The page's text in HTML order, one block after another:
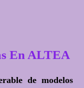
En ALTEA
de modelos